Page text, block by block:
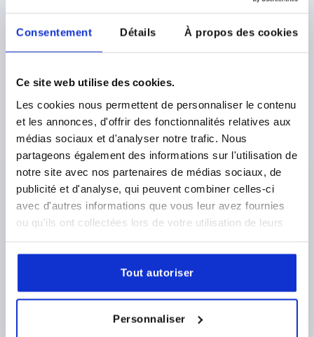
Consentement Détails À propos des cookies
Ce site web utilise des cookies.
Les cookies nous permettent de personnaliser le contenu
et les annonces, d'offrir des fonctionnalités relatives aux
médias sociaux et d'analyser notre trafic. Nous
partageons également des informations sur l'utilisation de
notre site avec nos partenaires de médias sociaux, de
publicité et d'analyse, qui peuvent combiner celles-ci
avec d'autres informations que vous leur avez fournies
ou qu'ils ont collectées lors de votre utilisation de leurs
Tout autoriser
Personnaliser
THERMOPLASTIQUE, GRIS RAL7035
COLORIS DU CORPS DE BASE=GRIS CLAIR RAL 7035
T=25
CAPACITÉ DE CHARGE N =1000
Référence:K0242.1082042
12,80 €
DÉTAILS